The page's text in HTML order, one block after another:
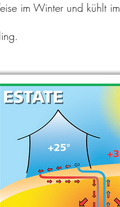
im Winter und kühlt im